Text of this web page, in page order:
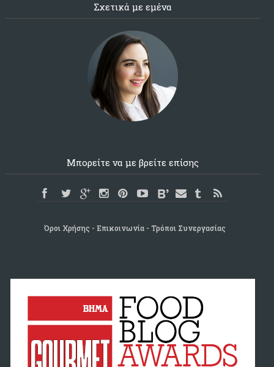
Σχετικά με εμένα
Μπορείτε να με βρείτε επίσης
Όροι Χρήσης Επικοινωνία Τρόποι Συνεργασίας